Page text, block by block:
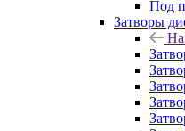
Под
Затворы